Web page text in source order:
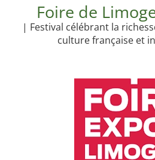
Foire de
| Festival célébrant la
culture française et